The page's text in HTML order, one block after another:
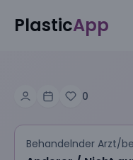
PlasticApp
0
Behandelnder Arzt/